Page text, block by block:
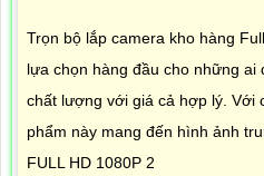
Trọn bộ lắp camera kho hàng
lựa chọn hàng đầu cho những ai
chất lượng với giá cả hợp lý. Với
phẩm này mang đến hình ảnh
FULL HD 1080P 2